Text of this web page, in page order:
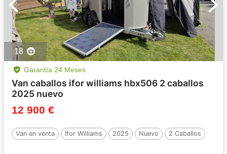
18
Garantía 24 Meses
Van caballos ifor williams hbx506 2 caballos
2025 nuevo
12 900 €
Van en venta Ifor Williams 2025 Nuevo 2 Caballos